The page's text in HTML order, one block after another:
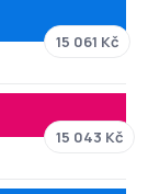
15 061 Kč
15 043 Kč